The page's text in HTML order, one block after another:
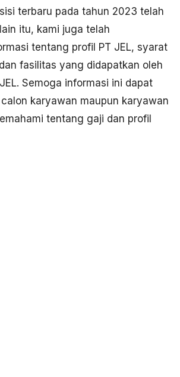
terbaru pada tahun 2023 telah
itu, kami juga telah
tentang profil PT JEL, syarat
fasilitas yang didapatkan oleh
Semoga informasi ini dapat
karyawan maupun karyawan
tentang gaji dan profil